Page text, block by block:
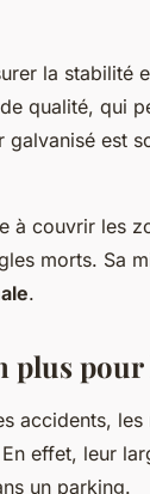
la stabilité
qualité, qui
galvanisé est
à couvrir les
morts. Sa
.
plus
accidents, les
effet, leur
un parking.